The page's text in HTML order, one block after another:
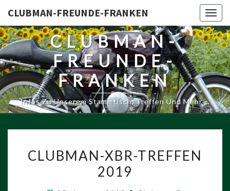
CLUBMAN-FREUNDE-FRANKEN
CLUBMAN-
FREUNDE-
FRANKEN
Infos Zu Unserem Stammtisch, Treffen Und Mehr …
XBR-
TREFFEN
CLUBMAN-XBR-TREFFEN
2019